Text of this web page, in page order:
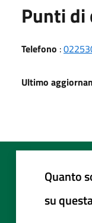
Punti
Telefono :
Ultimo
Quanto
su